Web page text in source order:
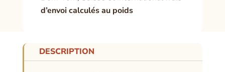
d’envoi calculés au poids
DESCRIPTION